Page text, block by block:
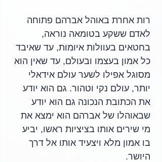
רות אחרת באוהל אברהם פתוחה
לאדם ששקע בטומאה נוראה,
בחטאים בעוולות איומות, עד שאיבד
כל אמון בעצמו ובעולם, עד שאין הוא
מסוגל אפילו לשער עולם אידאלי
יותר, עולם נקי וטהור. גם הוא יודע
את הכתובת הנכונה גם הוא יודע
שבאוהלו של אברהם הוא ימצא את
מי שירים אותו בציציות ראשו, יביע
בו אמון מלא ויצעיד אותו אל דרך
היושר.